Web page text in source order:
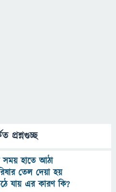
প্রশ্নগুচ্ছ
সময় হাতে আঠা
তেল দেয়া হয়
যায় এর কারণ কি?